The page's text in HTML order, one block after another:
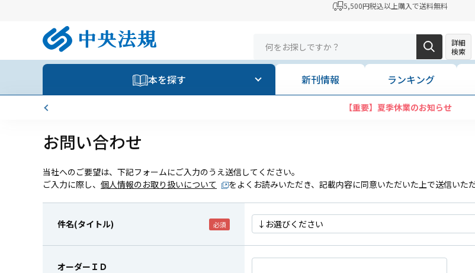
5,500円税込以上購入で送料無料
詳細
検索
本を探す 新刊情報 ランキング
【重要】夏季休業のお知らせ
お問い合わせ
当社へのご要望は、下記フォームにご入力のうえ送信してください。
ご入力に際し、 個人情報のお取り扱いについて をよくお読みいただき、記載内容に同意いただいた上で送信いた
件名(タイトル)
オーダーＩＤ